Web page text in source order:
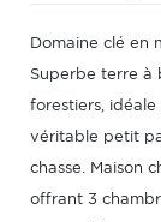
Domaine clé en
Superbe terre à
forestiers, idéale
véritable petit
chasse. Maison
offrant 3